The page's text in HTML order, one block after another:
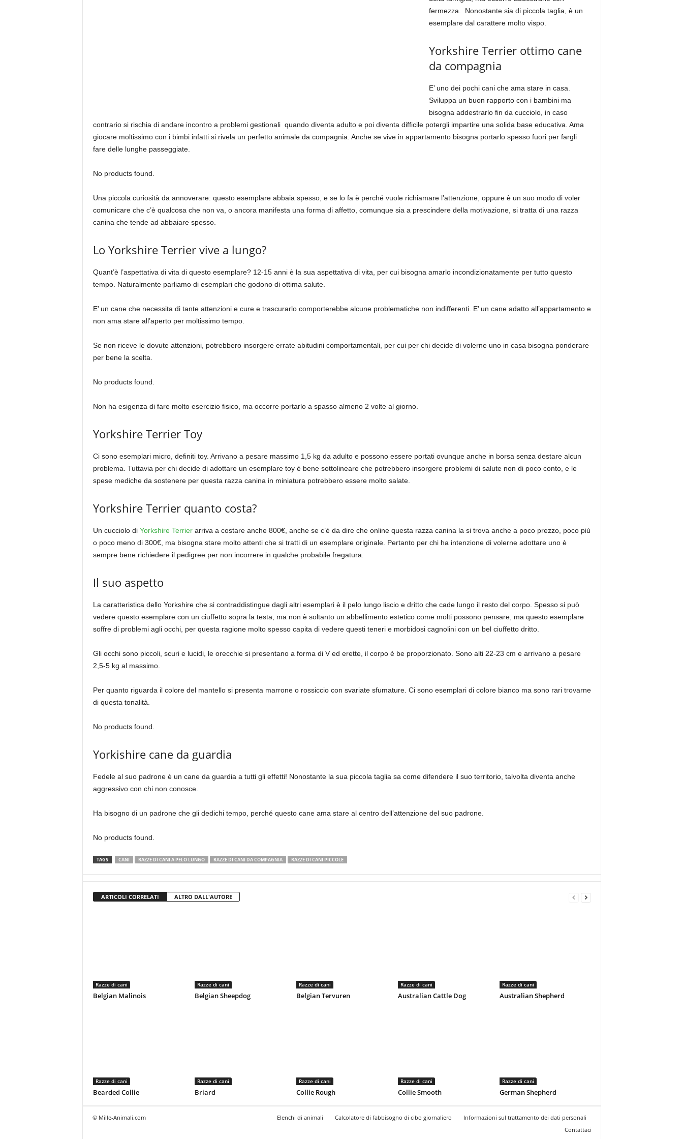
fermezza. Nonostante sia di piccola taglia, è un
esemplare dal carattere molto vispo.
Yorkshire Terrier ottimo cane
da compagnia
E’ uno dei pochi cani che ama stare in casa.
Sviluppa un buon rapporto con i bambini ma
bisogna addestrarlo fin da cucciolo, in caso
contrario si rischia di andare incontro a problemi gestionali quando diventa adulto e poi diventa difficile potergli impartire una solida base educativa. Ama
giocare moltissimo con i bimbi infatti si rivela un perfetto animale da compagnia. Anche se vive in appartamento bisogna portarlo spesso fuori per fargli
fare delle lunghe passeggiate.
No products found.
Una piccola curiosità da annoverare: questo esemplare abbaia spesso, e se lo fa è perché vuole richiamare l’attenzione, oppure è un suo modo di voler
comunicare che c’è qualcosa che non va, o ancora manifesta una forma di affetto, comunque sia a prescindere della motivazione, si tratta di una razza
canina che tende ad abbaiare spesso.
Lo Yorkshire Terrier vive a lungo?
Quant’è l’aspettativa di vita di questo esemplare? 12-15 anni è la sua aspettativa di vita, per cui bisogna amarlo incondizionatamente per tutto questo
tempo. Naturalmente parliamo di esemplari che godono di ottima salute.
E’ un cane che necessita di tante attenzioni e cure e trascurarlo comporterebbe alcune problematiche non indifferenti. E’ un cane adatto all’appartamento e
non ama stare all’aperto per moltissimo tempo.
Se non riceve le dovute attenzioni, potrebbero insorgere errate abitudini comportamentali, per cui per chi decide di volerne uno in casa bisogna ponderare
per bene la scelta.
No products found.
Non ha esigenza di fare molto esercizio fisico, ma occorre portarlo a spasso almeno 2 volte al giorno.
Yorkshire Terrier Toy
Ci sono esemplari micro, definiti toy. Arrivano a pesare massimo 1,5 kg da adulto e possono essere portati ovunque anche in borsa senza destare alcun
problema. Tuttavia per chi decide di adottare un esemplare toy è bene sottolineare che potrebbero insorgere problemi di salute non di poco conto, e le
spese mediche da sostenere per questa razza canina in miniatura potrebbero essere molto salate.
Yorkshire Terrier quanto costa?
Un cucciolo di Yorkshire Terrierarriva a costare anche 800€, anche se c’è da dire che online questa razza canina la si trova anche a poco prezzo, poco più
o poco meno di 300€, ma bisogna stare molto attenti che si tratti di un esemplare originale. Pertanto per chi ha intenzione di volerne adottare uno è
sempre bene richiedere il pedigree per non incorrere in qualche probabile fregatura.
Il suo aspetto
La caratteristica dello Yorkshire che si contraddistingue dagli altri esemplari è il pelo lungo liscio e dritto che cade lungo il resto del corpo. Spesso si può
vedere questo esemplare con un ciuffetto sopra la testa, ma non è soltanto un abbellimento estetico come molti possono pensare, ma questo esemplare
soffre di problemi agli occhi, per questa ragione molto spesso capita di vedere questi teneri e morbidosi cagnolini con un bel ciuffetto dritto.
Gli occhi sono piccoli, scuri e lucidi, le orecchie si presentano a forma di V ed erette, il corpo è be proporzionato. Sono alti 22-23 cm e arrivano a pesare
2,5-5 kg al massimo.
Per quanto riguarda il colore del mantello si presenta marrone o rossiccio con svariate sfumature. Ci sono esemplari di colore bianco ma sono rari trovarne
di questa tonalità.
No products found.
Yorkishire cane da guardia
Fedele al suo padrone è un cane da guardia a tutti gli effetti! Nonostante la sua piccola taglia sa come difendere il suo territorio, talvolta diventa anche
aggressivo con chi non conosce.
Ha bisogno di un padrone che gli dedichi tempo, perché questo cane ama stare al centro dell’attenzione del suo padrone.
No products found.
TAGS CANI RAZZE DI CANI A PELO LUNGO RAZZE DI CANI DA COMPAGNIA RAZZE DI CANI PICCOLE
ARTICOLI CORRELATI ALTRO DALL'AUTORE
Razze di cani
Belgian Malinois
Razze di cani
Belgian Sheepdog
Razze di cani
Belgian Tervuren
Razze di cani
Australian Cattle Dog
Razze di cani
Australian Shepherd
Razze di cani
Bearded Collie
Razze di cani
Briard
Razze di cani
Collie Rough
Razze di cani
Collie Smooth
Razze di cani
German Shepherd
Elenchi di animali Calcolatore di fabbisogno di cibo giornaliero
Informazioni sul trattamento dei dati personali
Contattaci
© Mille-Animali.com